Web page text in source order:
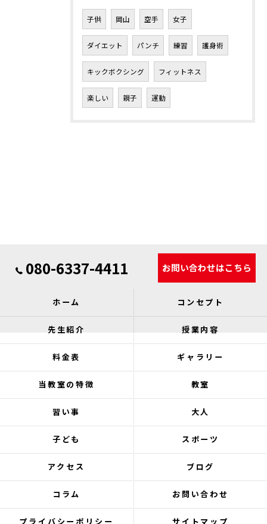
子供 岡山 空手 女子
ダイエット パンチ 練習 護身術
キックボクシング フィットネス
楽しい 親子 運動
080-6337-4411 お問い合わせはこちら
ホーム コンセプト
先生紹介 授業内容
料金表 ギャラリー
当教室の特徴 教室
習い事 大人
子ども スポーツ
アクセス ブログ
コラム お問い合わせ
プライバシーポリシー サイトマップ